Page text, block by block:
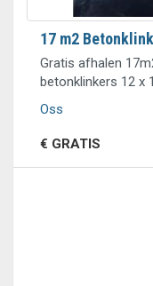
17 m2
Gratis afhalen
betonklinkers 12 x
Oss
€ GRATIS